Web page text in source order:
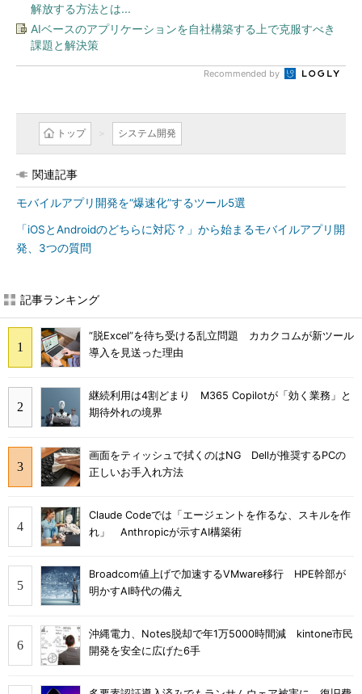
解放する方法とは...
AIベースのアプリケーションを自社構築する上で克服すべき
課題と解決策
Recommended by
トップ システム開発
関連記事
モバイルアプリ開発を“爆速化”するツール5選
「iOSとAndroidのどちらに対応？」から始まるモバイルアプリ開
発、3つの質問
記事ランキング
“脱Excel”を待ち受ける乱立問題 カカクコムが新ツール
導入を見送った理由
継続利用は4割どまり M365 Copilotが「効く業務」と
期待外れの境界
画面をティッシュで拭くのはNG Dellが推奨するPCの
正しいお手入れ方法
Claude Codeでは「エージェントを作るな、スキルを作
れ」 Anthropicが示すAI構築術
Broadcom値上げで加速するVMware移行 HPE幹部が
明かすAI時代の備え
沖縄電力、Notes脱却で年1万5000時間減 kintone市民
開発を安全に広げた6手